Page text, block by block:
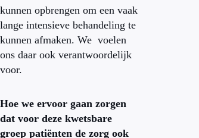
kunnen opbrengen om een vaak
lange intensieve behandeling te
kunnen afmaken. We voelen
ons daar ook verantwoordelijk
voor.
Hoe we ervoor gaan zorgen
dat voor deze kwetsbare
groep patiënten de zorg ook